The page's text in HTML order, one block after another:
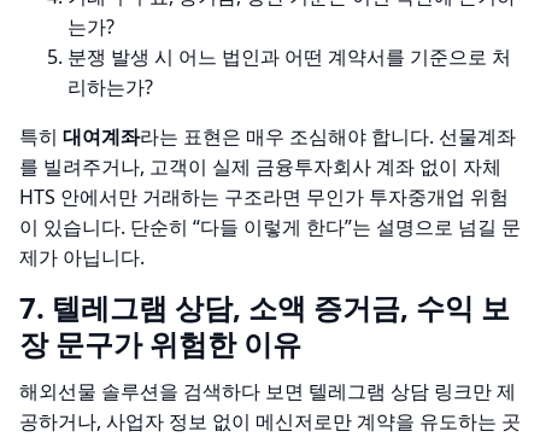
는가?
분쟁 발생 시 어느 법인과 어떤 계약서를 기준으로 처
리하는가?
특히 대여계좌라는 표현은 매우 조심해야 합니다. 선물계좌
를 빌려주거나, 고객이 실제 금융투자회사 계좌 없이 자체
HTS 안에서만 거래하는 구조라면 무인가 투자중개업 위험
이 있습니다. 단순히 “다들 이렇게 한다”는 설명으로 넘길 문
제가 아닙니다.
7. 텔레그램 상담, 소액 증거금, 수익 보
장 문구가 위험한 이유
해외선물 솔루션을 검색하다 보면 텔레그램 상담 링크만 제
공하거나, 사업자 정보 없이 메신저로만 계약을 유도하는 곳